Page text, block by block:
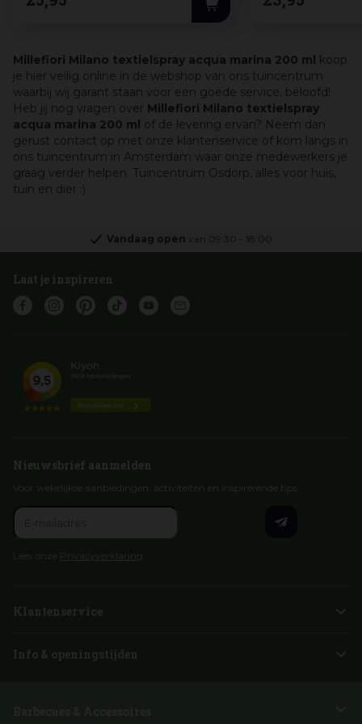
Millefiori Milano textielspray acqua marina 200 ml koop
je hier veilig online in de webshop van ons tuincentrum
waarbij wij garant staan voor een goede service, beloofd!
Heb jij nog vragen over Millefiori Milano textielspray
acqua marina 200 ml of de levering ervan? Neem dan
gerust contact op met onze klantenservice of kom langs in
ons tuincentrum in Amsterdam waar onze medewerkers je
graag verder helpen. Tuincentrum Osdorp, alles voor huis,
tuin en dier :)
Vandaag open van 09:30 18:00
Laat je inspireren
Nieuwsbrief aanmelden
Voor wekelijkse aanbiedingen, activiteiten en inspirerende tips
Lees onze Privacyverklaring
Klantenservice
Info & openingstijden